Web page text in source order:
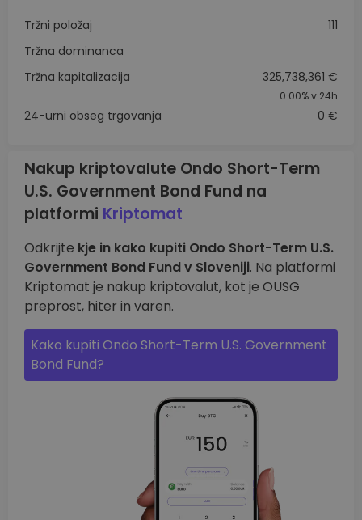
Tržni položaj
111
Tržna dominanca
Tržna kapitalizacija
325,738,361 €
0.00%v 24h
24-urni obseg trgovanja 0 €
Nakup kriptovalute Ondo Short-Term
U.S. Government Bond Fund na
platformi Kriptomat
Odkrijte kje in kako kupiti Ondo Short-Term U.S.
Government Bond Fund v Sloveniji. Na platformi
Kriptomat je nakup kriptovalut, kot je OUSG
preprost, hiter in varen.
Kako kupiti Ondo Short-Term U.S. Government
Bond Fund?